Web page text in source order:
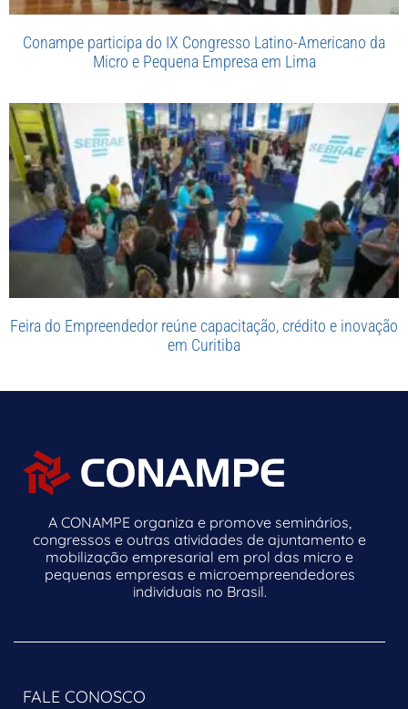
Conampe participa do IX Congresso Latino-Americano da
Micro e Pequena Empresa em Lima
Feira do Empreendedor reúne capacitação, crédito e inovação
em Curitiba
A CONAMPE organiza e promove seminários,
congressos e outras atividades de ajuntamento e
mobilização empresarial em prol das micro e
pequenas empresas e microempreendedores
individuais no Brasil.
FALE CONOSCO